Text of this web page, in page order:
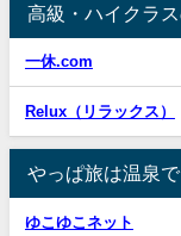
高級・ハイクラ
一休.com
Relux（リラックス）
やっぱ旅は温泉
ゆこゆこネット